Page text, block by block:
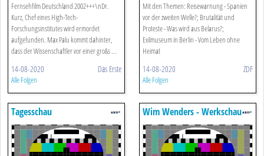
Fernsehfilm Deutschland 2002+++\nDr.
Kurz, Chef eines High-Tech-
Forschungsinstitutes wird ermordet
aufgefunden. Max Palu kommt dahinter,
dass der Wissenschaftler vor einer gro&s ...
14-08-2020 Das Erste
Alle Folgen
Mit den Themen: Reisewarnung - Spanien
vor der zweiten Welle?; Brutalität und
Proteste - Was wird aus Belarus?;
Exilmuseum in Berlin - Vom Leben ohne
Heimat
14-08-2020 ZDF
Alle Folgen
Tagesschau Wim Wenders - Werkschau